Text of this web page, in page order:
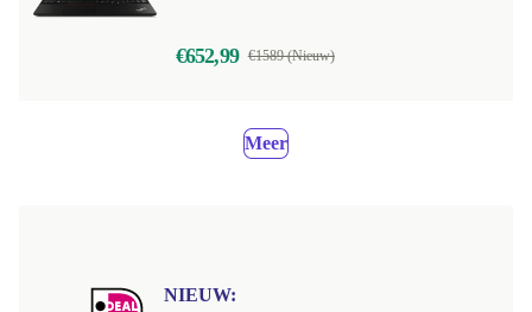
€652,99 €1589 (Nieuw)
Meer
NIEUW: